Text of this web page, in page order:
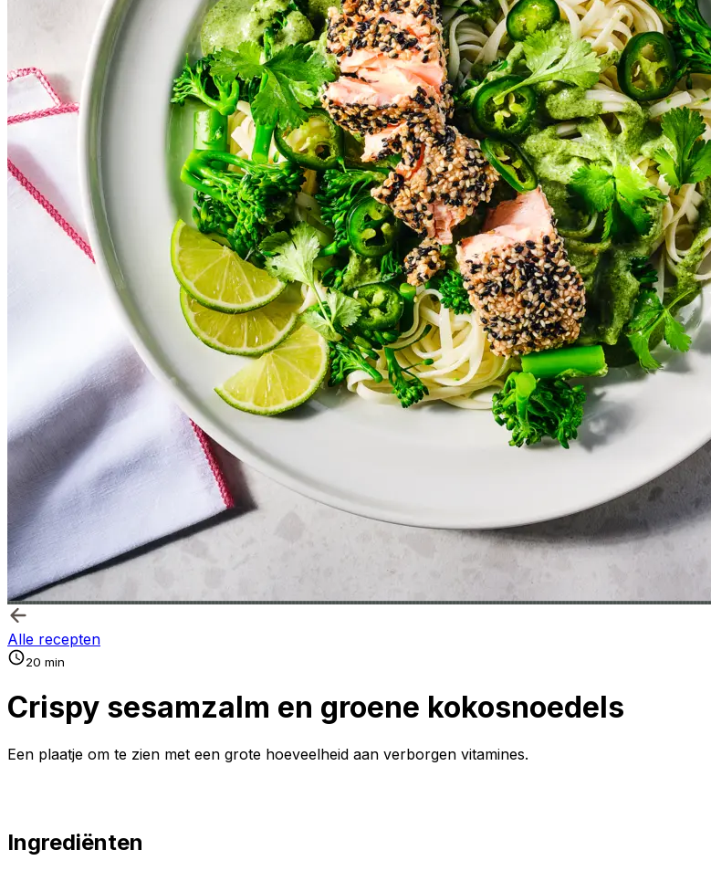
Alle recepten
20 min
Crispy sesamzalm en groene kokosnoedels
Een plaatje om te zien met een grote hoeveelheid aan verborgen vitamines.
Ingrediënten